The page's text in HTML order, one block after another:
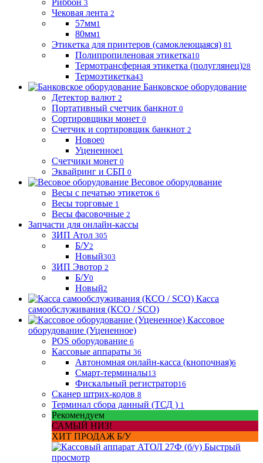
Риббон 3
Чековая лента 2
57мм1
80мм1
Этикетка для принтеров (самоклеющаяся) 81
Полипропиленовая этикетка10
Термотрансферная этикетка (полуглянец)28
Термоэтикетка43
Банковское оборудование
Детектор валют 2
Портативный счетчик банкнот 0
Сортировщики монет 0
Счетчик и сортировщик банкнот 2
Новое0
Уцененное1
Счетчики монет 0
Эквайринг и СБП 0
Весовое оборудование
Весы с печатью этикеток 6
Весы торговые 1
Весы фасовочные 2
Запчасти для онлайн-кассы
ЗИП Атол 305
Б/У2
Новый303
ЗИП Эвотор 2
Б/У0
Новый2
Касса
самообслуживания (КСО / SCO)
Кассовое
оборудование (Уцененное)
POS оборудование 6
Кассовые аппараты 36
Автономная онлайн-касса (кнопочная)6
Смарт-терминалы13
Фискальный регистратор16
Сканер штрих-кодов 8
Терминал сбора данный (ТСД ) 1
Рекомендуем
САМЫЙ НИЗ!
ХИТ ПРОДАЖ Б/У
Быстрый
просмотр